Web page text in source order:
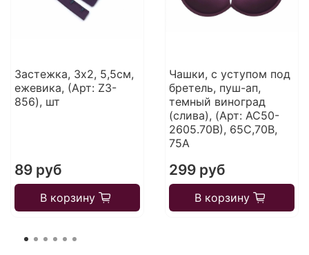
Застежка, 3х2, 5,5см,
ежевика, (Арт: Z3-
856), шт
89 руб
В корзину
Чашки, с уступом под
бретель, пуш-ап,
темный виноград
(слива), (Арт: АС50-
2605.70В), 65C,70B,
75A
299 руб
В корзину